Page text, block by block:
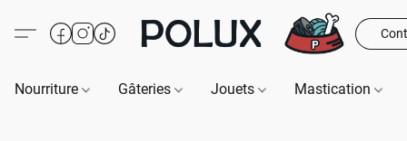
Nourriture Gâteries Jouets Mastication